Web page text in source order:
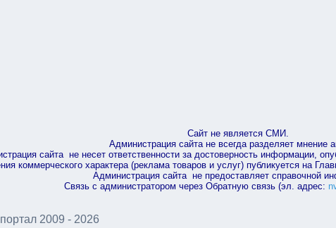
Сайт не является СМИ.
Администрация сайта не всегда разделяет мнение
сайта не несет ответственности за достоверность информации,
коммерческого характера (реклама товаров и услуг) публикуется на
Администрация сайта не предоставляет справочной
Связь с администратором через Обратную связь (эл. адрес:
2009 - 2026